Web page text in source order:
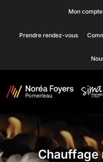
content
Mon compte
Prendre rendez-vous
Chauffage